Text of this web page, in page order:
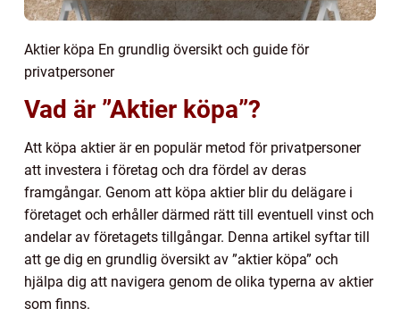
Aktier köpa En grundlig översikt och guide för
privatpersoner
Vad är ”Aktier köpa”?
Att köpa aktier är en populär metod för privatpersoner
att investera i företag och dra fördel av deras
framgångar. Genom att köpa aktier blir du delägare i
företaget och erhåller därmed rätt till eventuell vinst och
andelar av företagets tillgångar. Denna artikel syftar till
att ge dig en grundlig översikt av ”aktier köpa” och
hjälpa dig att navigera genom de olika typerna av aktier
som finns.